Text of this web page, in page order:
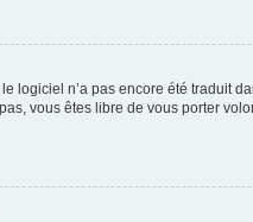
logiciel n’a pas encore été traduit
vous êtes libre de vous porter